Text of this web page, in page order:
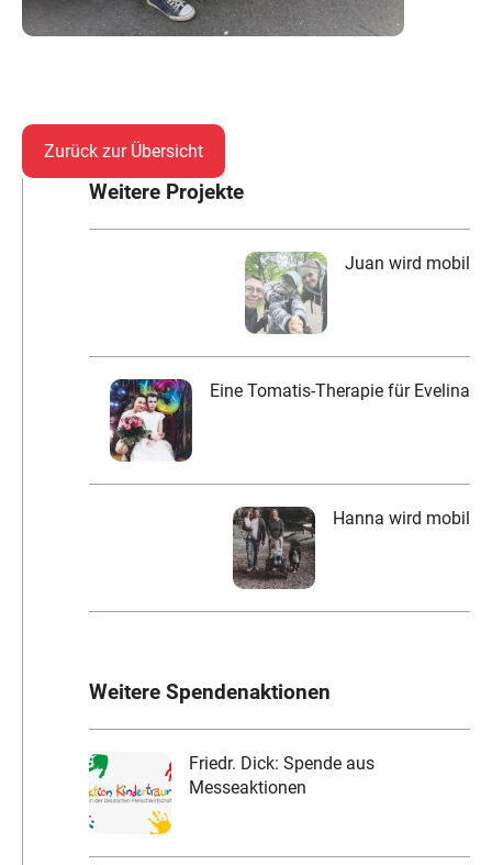
Zurück zur Übersicht
Weitere Projekte
Juan wird mobil
Eine Tomatis-Therapie für Evelina
Hanna wird mobil
Weitere Spendenaktionen
Friedr. Dick: Spende aus
Messeaktionen